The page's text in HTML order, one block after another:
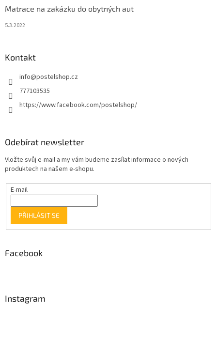
Matrace na zakázku do obytných aut
5.3.2022
Kontakt
info@postelshop.cz
777103535
https://www.facebook.com/postelshop/
Odebírat newsletter
Vložte svůj e-mail a my vám budeme zasílat informace o nových
produktech na našem e-shopu.
E-mail
PŘIHLÁSIT SE
Facebook
Instagram